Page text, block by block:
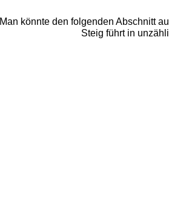
Man könnte den folgenden Abschnitt
Steig führt in